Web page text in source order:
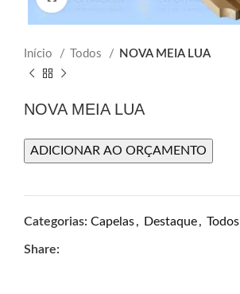
Início Todos NOVA MEIA LUA
NOVA MEIA LUA
ADICIONAR AO ORÇAMENTO
Categorias: Capelas, Destaque, Todos
Share: